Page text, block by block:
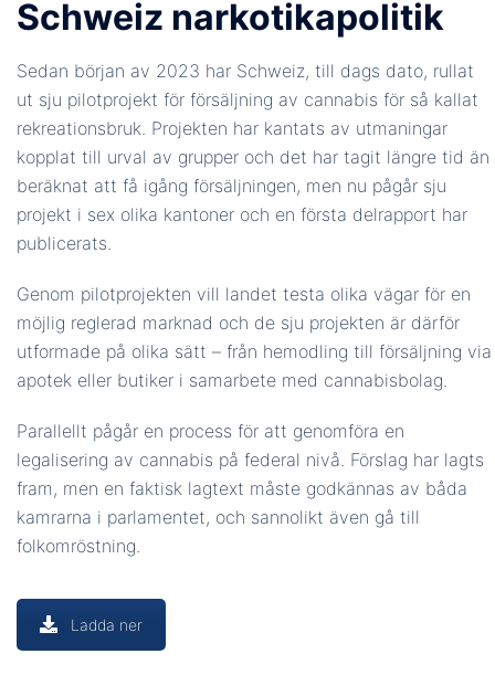
Schweiz narkotikapolitik
Sedan början av 2023 har Schweiz, till dags dato, rullat
ut sju pilotprojekt för försäljning av cannabis för så kallat
rekreationsbruk. Projekten har kantats av utmaningar
kopplat till urval av grupper och det har tagit längre tid än
beräknat att få igång försäljningen, men nu pågår sju
projekt i sex olika kantoner och en första delrapport har
publicerats.
Genom pilotprojekten vill landet testa olika vägar för en
möjlig reglerad marknad och de sju projekten är därför
utformade på olika sätt – från hemodling till försäljning via
apotek eller butiker i samarbete med cannabisbolag.
Parallellt pågår en process för att genomföra en
legalisering av cannabis på federal nivå. Förslag har lagts
fram, men en faktisk lagtext måste godkännas av båda
kamrarna i parlamentet, och sannolikt även gå till
folkomröstning.
Ladda ner